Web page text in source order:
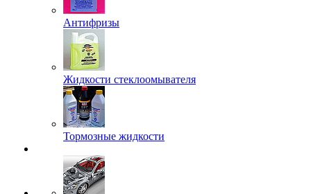
Антифризы
Жидкости стеклоомывателя
Тормозные жидкости